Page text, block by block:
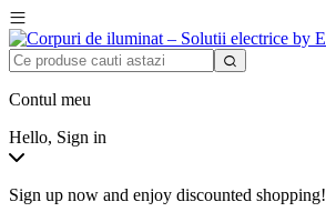
Contul meu
Hello, Sign in
Sign up now and enjoy discounted shopping!